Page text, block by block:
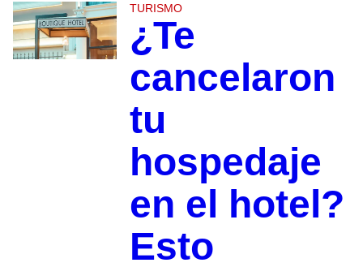
TURISMO
¿Te
cancelaron
tu
hospedaje
en el hotel?
Esto